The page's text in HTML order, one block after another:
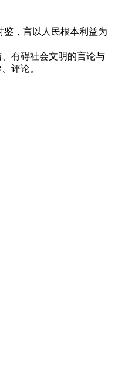
，言以人民根本利益为
有碍社会文明的言论与
评论。